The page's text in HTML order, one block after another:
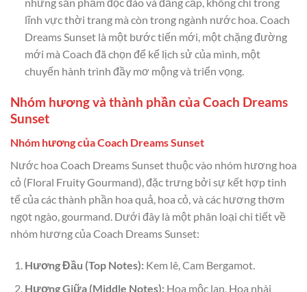
những sản phẩm độc đáo và đẳng cấp, không chỉ trong
lĩnh vực thời trang mà còn trong ngành nước hoa. Coach
Dreams Sunset là một bước tiến mới, một chặng đường
mới mà Coach đã chọn để kể lịch sử của mình, một
chuyến hành trình đầy mơ mộng và triển vọng.
Nhóm hương và thành phần của Coach Dreams
Sunset
Nhóm hương của Coach Dreams Sunset
Nước hoa Coach Dreams Sunset thuộc vào nhóm hương hoa
cỏ (Floral Fruity Gourmand), đặc trưng bởi sự kết hợp tinh
tế của các thành phần hoa quả, hoa cỏ, và các hương thơm
ngọt ngào, gourmand. Dưới đây là một phân loại chi tiết về
nhóm hương của Coach Dreams Sunset:
Hương Đầu (Top Notes):Kem lê, Cam Bergamot.
Hương Giữa (Middle Notes):Hoa mộc lan, Hoa nhài